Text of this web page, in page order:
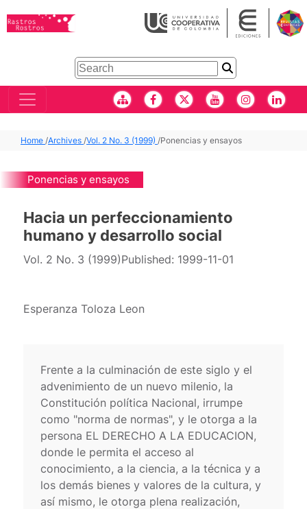
Home /Archives /Vol. 2 No. 3 (1999) /Ponencias y ensayos
Ponencias y ensayos
Hacia un perfeccionamiento
humano y desarrollo social
Vol. 2 No. 3 (1999)Published: 1999-11-01
Esperanza Toloza Leon
Frente a la culminación de este siglo y el
advenimiento de un nuevo milenio, la
Constitución política Nacional, irrumpe
como "norma de normas", y le otorga a la
persona EL DERECHO A LA EDUCACION,
donde le permita el acceso al
conocimiento, a la ciencia, a la técnica y a
los demás bienes y valores de la cultura, y
así mismo, le otorga plena realización,